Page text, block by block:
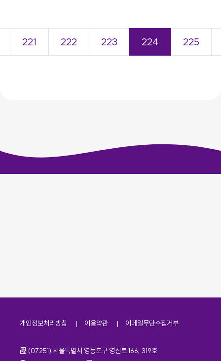
221 222 223 224 225
개인정보처리방침 이용약관 이메일무단수집거부
주소
(07251) 서울특별시 영등포구 영신로 166, 319호